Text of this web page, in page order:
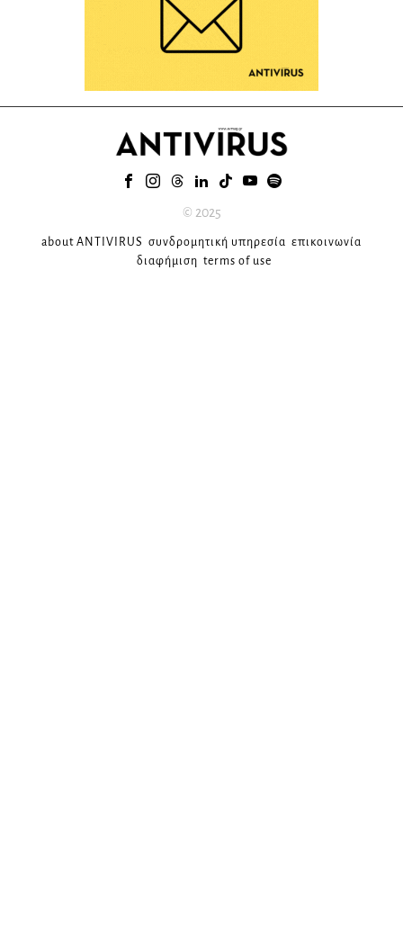
© 2025
about ANTIVIRUS συνδρομητική υπηρεσία επικοινωνία
διαφήμιση terms of use